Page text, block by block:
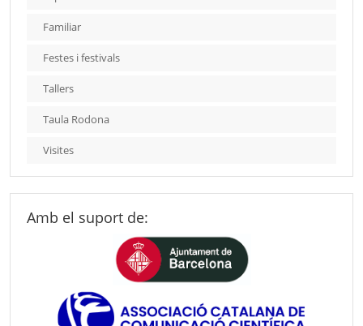
Familiar
Festes i festivals
Tallers
Taula Rodona
Visites
Amb el suport de: